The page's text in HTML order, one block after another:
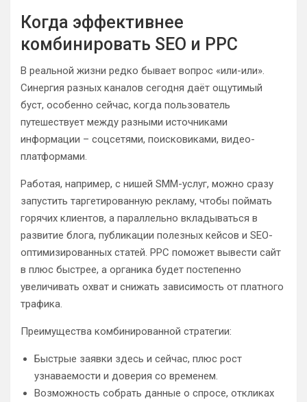
Когда эффективнее
комбинировать SEO и PPC
В реальной жизни редко бывает вопрос «или-или».
Синергия разных каналов сегодня даёт ощутимый
буст, особенно сейчас, когда пользователь
путешествует между разными источниками
информации – соцсетями, поисковиками, видео-
платформами.
Работая, например, с нишей SMM-услуг, можно сразу
запустить таргетированную рекламу, чтобы поймать
горячих клиентов, а параллельно вкладываться в
развитие блога, публикации полезных кейсов и SEO-
оптимизированных статей. PPC поможет вывести сайт
в плюс быстрее, а органика будет постепенно
увеличивать охват и снижать зависимость от платного
трафика.
Преимущества комбинированной стратегии:
Быстрые заявки здесь и сейчас, плюс рост
узнаваемости и доверия со временем.
Возможность собрать данные о спросе, откликах